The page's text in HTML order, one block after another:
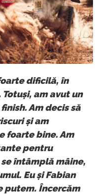
dificilă, în
am avut un
Am decis să
și am
foarte bine. Am
pentru
întâmplă mâine,
Eu și Fabian
putem. Încercăm